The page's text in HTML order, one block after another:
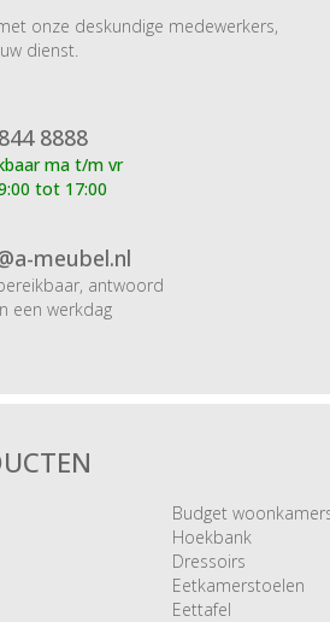
onze deskundige medewerkers,
dienst.
8888
ma t/m vr
tot 17:00
meubel.nl
antwoord
een werkdag
Budget
Hoekbank
Dressoirs
Eetkamerstoelen
Eettafel